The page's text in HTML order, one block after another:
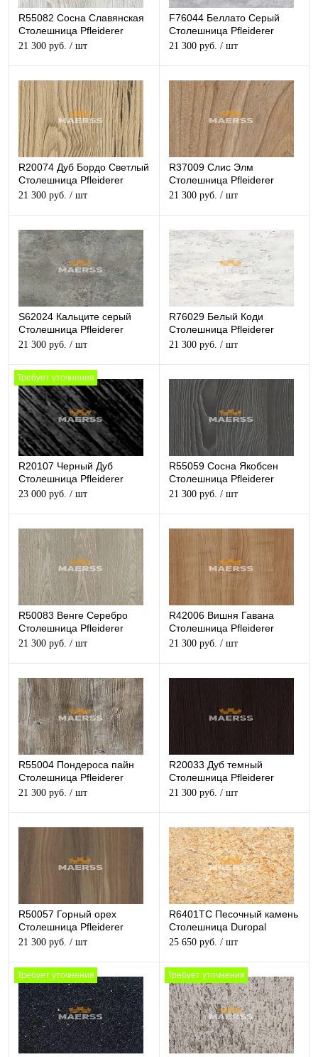
R55082 Сосна Славянская
Столешница Pfleiderer
структурная
21 300 руб. / шт
F76044 Беллато Серый
Столешница Pfleiderer
матовая
21 300 руб. / шт
R20074 Дуб Бордо Светлый
Столешница Pfleiderer
структурная
21 300 руб. / шт
R37009 Слис Элм
Столешница Pfleiderer
структурная
21 300 руб. / шт
S62024 Кальците серый
Столешница Pfleiderer
матовая
21 300 руб. / шт
R76029 Белый Коди
Столешница Pfleiderer
матовая
21 300 руб. / шт
Требует уточнения
R20107 Черный Дуб
Столешница Pfleiderer
глянец
23 000 руб. / шт
R55059 Сосна Якобсен
Столешница Pfleiderer
структурная
21 300 руб. / шт
R50083 Венге Серебро
Столешница Pfleiderer
структурная
21 300 руб. / шт
R42006 Вишня Гавана
Столешница Pfleiderer
структурная
21 300 руб. / шт
R55004 Пондероса пайн
Столешница Pfleiderer
структурная
21 300 руб. / шт
R20033 Дуб темный
Столешница Pfleiderer
структурная
21 300 руб. / шт
R50057 Горный орех
Столешница Pfleiderer
структурная
21 300 руб. / шт
R6401TC Песочный камень
Столешница Duropal
матовая
25 650 руб. / шт
Требует уточнения Требует уточнения